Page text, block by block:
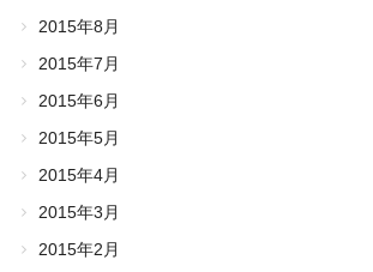
2015年8月
2015年7月
2015年6月
2015年5月
2015年4月
2015年3月
2015年2月